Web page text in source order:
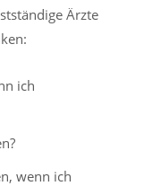
Ärzte
ich
wenn ich